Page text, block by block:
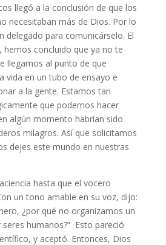
llegó a la conclusión de que los
necesitaban más de Dios. Por lo
delegado para comunicárselo. El
hemos concluido que ya no te
llegamos al punto de que
vida en un tubo de ensayo e
a la gente. Estamos tan
que podemos hacer
algún momento habrían sido
milagros. Así que solicitamos
dejes este mundo en nuestras
hasta que el vocero
un tono amable en su voz, dijo:
¿por qué no organizamos un
humanos?” Esto pareció
y aceptó. Entonces, Dios